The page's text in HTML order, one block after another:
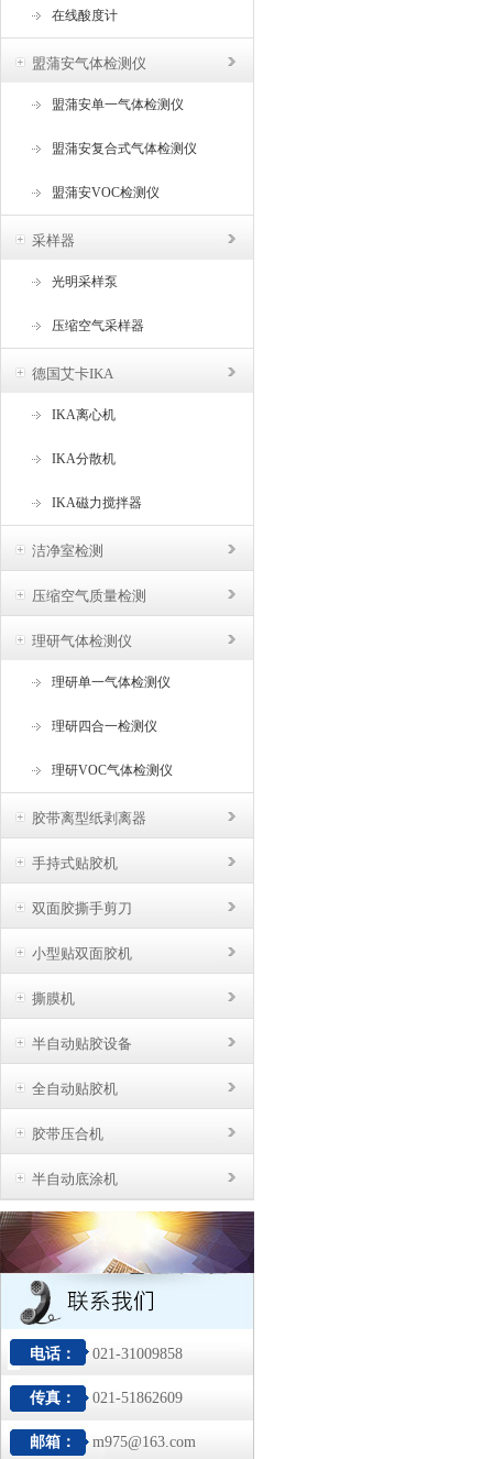
在线酸度计
盟蒲安气体检测仪
盟蒲安单一气体检测仪
盟蒲安复合式气体检测仪
盟蒲安VOC检测仪
采样器
光明采样泵
压缩空气采样器
德国艾卡IKA
IKA离心机
IKA分散机
IKA磁力搅拌器
洁净室检测
压缩空气质量检测
理研气体检测仪
理研单一气体检测仪
理研四合一检测仪
理研VOC气体检测仪
胶带离型纸剥离器
手持式贴胶机
双面胶撕手剪刀
小型贴双面胶机
撕膜机
半自动贴胶设备
全自动贴胶机
胶带压合机
半自动底涂机
电话： 021-31009858
传真： 021-51862609
邮箱： m975@163.com